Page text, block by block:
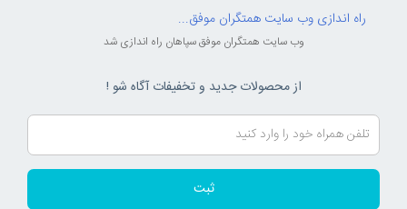
راه اندازی وب سایت همتگران موفق...
وب سایت همتگران موفق سپاهان راه اندازی شد
از محصولات جدید و تخفیفات آگاه شو !
ثبت